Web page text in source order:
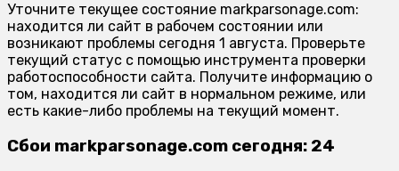
Уточните текущее состояние markparsonage.com:
находится ли сайт в рабочем состоянии или
возникают проблемы сегодня 1 августа. Проверьте
текущий статус с помощью инструмента проверки
работоспособности сайта. Получите информацию о
том, находится ли сайт в нормальном режиме, или
есть какие-либо проблемы на текущий момент.
Сбои markparsonage.com сегодня: 24